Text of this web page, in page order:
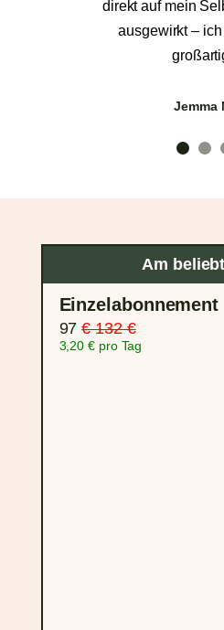
direkt auf mein
ausgewirkt –
Jemma
Am
Einzelabonnement
97 € 132 €
3,20 € pro Tag